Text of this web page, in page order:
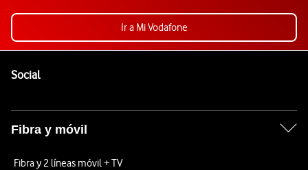
Ir a Mi Vodafone
SocialEnlaces a las redes sociales de Vodafone
Fibra y móvil
Fibra y 2 líneas móvil + TV